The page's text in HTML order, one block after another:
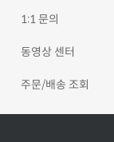
1:1 문의
동영상 센터
주문/배송 조회